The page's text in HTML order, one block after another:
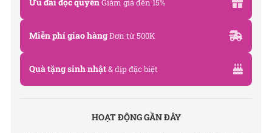
Ưu đãi độc quyềnGiảm giá đến 15%
Miễn phí giao hàngĐơn từ 500K
Quà tặng sinh nhật& dịp đặc biệt
HOẠT ĐỘNG GẦN ĐÂY